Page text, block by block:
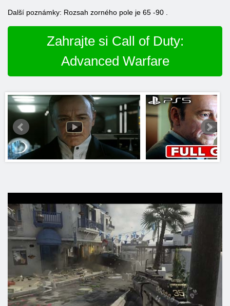
Další poznámky: Rozsah zorného pole je 65 -90 .
Zahrajte si Call of Duty:
Advanced Warfare